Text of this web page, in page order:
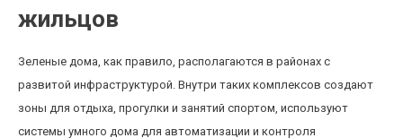
жильцов
Зеленые дома, как правило, располагаются в районах с
развитой инфраструктурой. Внутри таких комплексов создают
зоны для отдыха, прогулки и занятий спортом, используют
системы умного дома для автоматизации и контроля